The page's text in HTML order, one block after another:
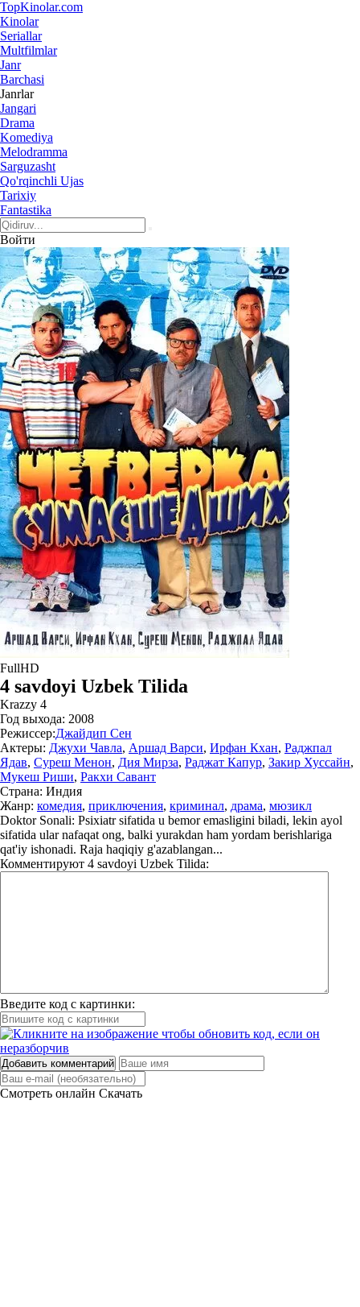
TopKinolar.com
Kinolar
Seriallar
Multfilmlar
Janr
Barchasi
Janrlar
Jangari
Drama
Komediya
Melodramma
Sarguzasht
Qo'rqinchli Ujas
Tarixiy
Fantastika
Войти
FullHD
4 savdoyi Uzbek Tilida
Krazzy 4
Год выхода: 2008
Режиссер:Джайдип Сен
Актеры: Джухи Чавла, Аршад Варси, Ирфан Кхан, Раджпал
Ядав, Суреш Менон, Дия Мирза, Раджат Капур, Закир Хуссайн,
Мукеш Риши, Ракхи Савант
Страна: Индия
Жанр: комедия, приключения, криминал, драма, мюзикл
Doktor Sonali: Psixiatr sifatida u bemor emasligini biladi, lekin ayol
sifatida ular nafaqat ong, balki yurakdan ham yordam berishlariga
qat'iy ishonadi. Raja haqiqiy g'azablangan...
Комментируют 4 savdoyi Uzbek Tilida:
Введите код с картинки:
Добавить комментарий
Смотреть онлайн Скачать